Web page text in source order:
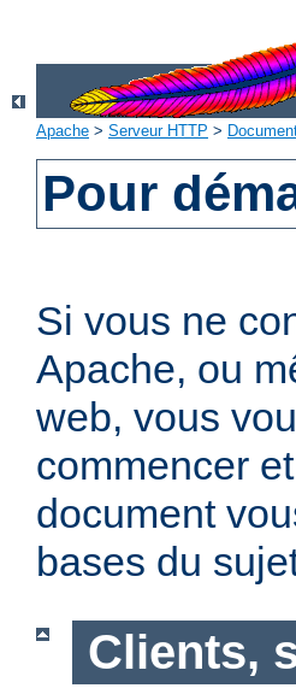
Apache > Serveur HTTP >
Pour
Si vous ne
Apache, ou
web, vous
commencer
document
bases du
Clients,